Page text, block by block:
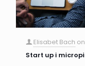
Elisabet Bach on
Start up i